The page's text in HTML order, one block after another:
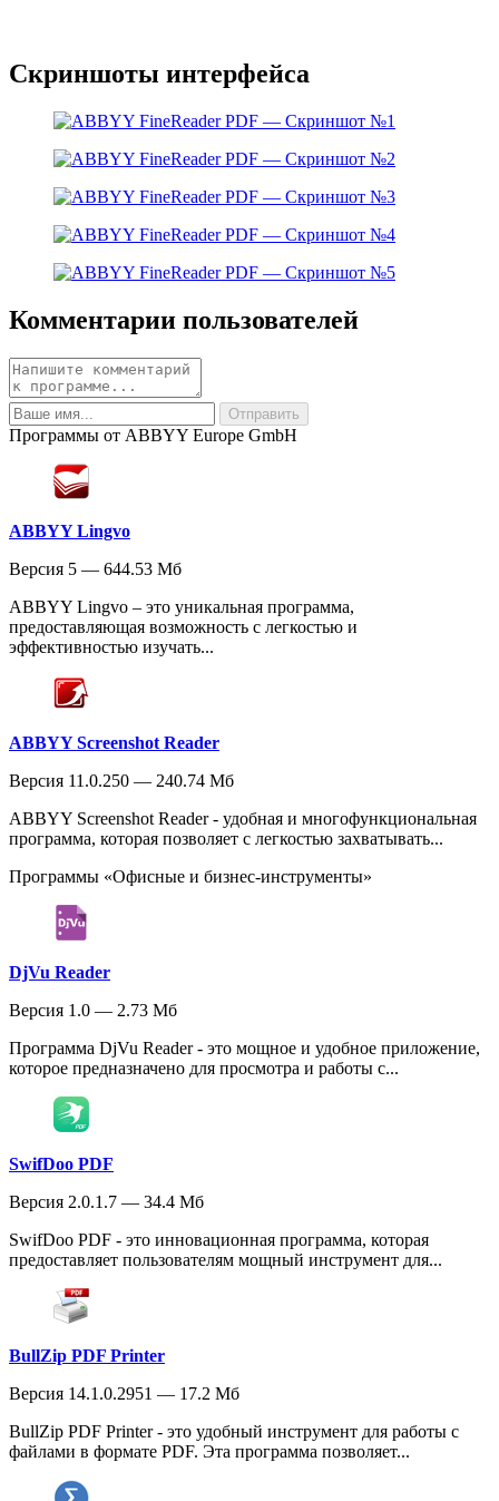
Скриншоты интерфейса
Комментарии пользователей
Программы от ABBYY Europe GmbH
ABBYY Lingvo
Версия 5 — 644.53 Мб
ABBYY Lingvo – это уникальная программа,
предоставляющая возможность с легкостью и
эффективностью изучать...
ABBYY Screenshot Reader
Версия 11.0.250 — 240.74 Мб
ABBYY Screenshot Reader - удобная и многофункциональная
программа, которая позволяет с легкостью захватывать...
Программы «Офисные и бизнес-инструменты»
DjVu Reader
Версия 1.0 — 2.73 Мб
Программа DjVu Reader - это мощное и удобное приложение,
которое предназначено для просмотра и работы с...
SwifDoo PDF
Версия 2.0.1.7 — 34.4 Мб
SwifDoo PDF - это инновационная программа, которая
предоставляет пользователям мощный инструмент для...
BullZip PDF Printer
Версия 14.1.0.2951 — 17.2 Мб
BullZip PDF Printer - это удобный инструмент для работы с
файлами в формате PDF. Эта программа позволяет...